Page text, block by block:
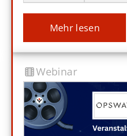
mehr lesen
Webinar